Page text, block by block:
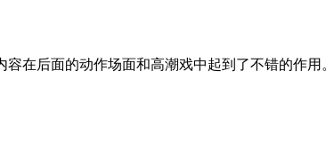
在后面的动作场面和高潮戏中起到了不错的作用